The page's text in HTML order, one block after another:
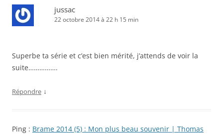
jussac
22 octobre 2014 à 22 h 15 min
Superbe ta série et c’est bien mérité, j’attends de voir la
suite…………….
Répondre ↓
Ping : Brame 2014 (5) : Mon plus beau souvenir | Thomas